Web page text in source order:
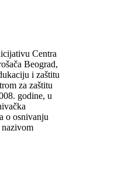
Centra
Beograd,
i zaštitu
za zaštitu
godine, u
o osnivanju
nazivom